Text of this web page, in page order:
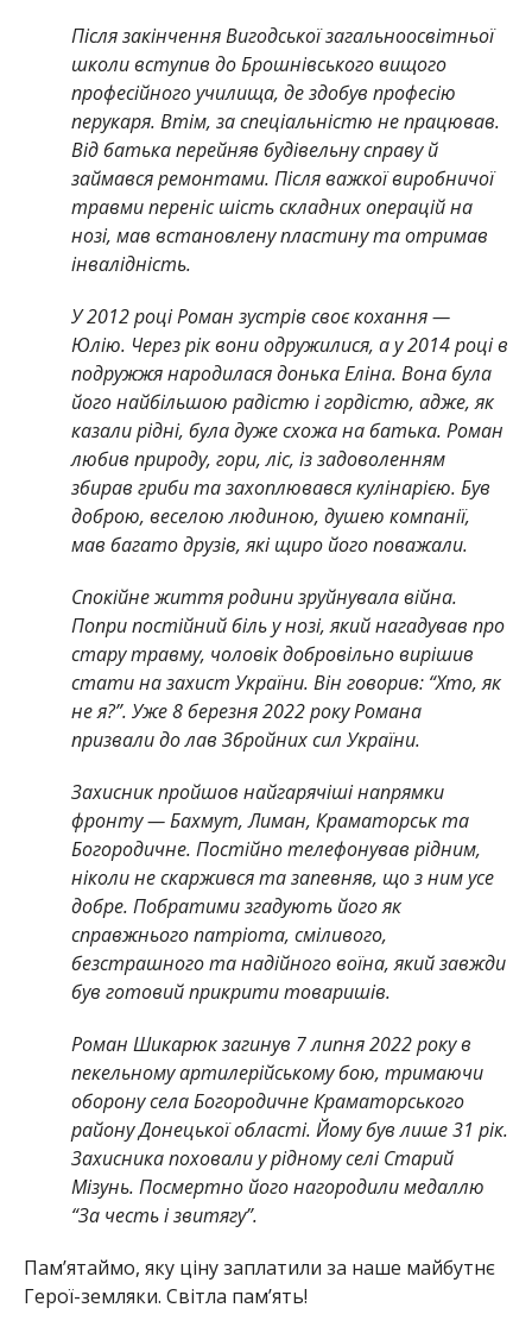
Після закінчення Вигодської загальноосвітньої
школи вступив до Брошнівського вищого
професійного училища, де здобув професію
перукаря. Втім, за спеціальністю не працював.
Від батька перейняв будівельну справу й
займався ремонтами. Після важкої виробничої
травми переніс шість складних операцій на
нозі, мав встановлену пластину та отримав
інвалідність.
У 2012 році Роман зустрів своє кохання —
Юлію. Через рік вони одружилися, а у 2014 році в
подружжя народилася донька Еліна. Вона була
його найбільшою радістю і гордістю, адже, як
казали рідні, була дуже схожа на батька. Роман
любив природу, гори, ліс, із задоволенням
збирав гриби та захоплювався кулінарією. Був
доброю, веселою людиною, душею компанії,
мав багато друзів, які щиро його поважали.
Спокійне життя родини зруйнувала війна.
Попри постійний біль у нозі, який нагадував про
стару травму, чоловік добровільно вирішив
стати на захист України. Він говорив: “Хто, як
не я?”. Уже 8 березня 2022 року Романа
призвали до лав Збройних сил України.
Захисник пройшов найгарячіші напрямки
фронту — Бахмут, Лиман, Краматорськ та
Богородичне. Постійно телефонував рідним,
ніколи не скаржився та запевняв, що з ним усе
добре. Побратими згадують його як
справжнього патріота, сміливого,
безстрашного та надійного воїна, який завжди
був готовий прикрити товаришів.
Роман Шикарюк загинув 7 липня 2022 року в
пекельному артилерійському бою, тримаючи
оборону села Богородичне Краматорського
району Донецької області. Йому був лише 31 рік.
Захисника поховали у рідному селі Старий
Мізунь. Посмертно його нагородили медаллю
“За честь і звитягу”.
Памʼятаймо, яку ціну заплатили за наше майбутнє
Герої-земляки. Світла пам’ять!